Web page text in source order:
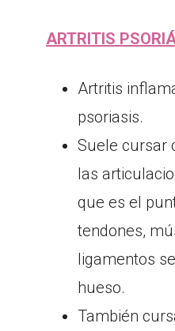
ARTRITIS
Artritis
psoriasis.
Suele cursar
las
que es el
tendones,
ligamentos
hueso.
También